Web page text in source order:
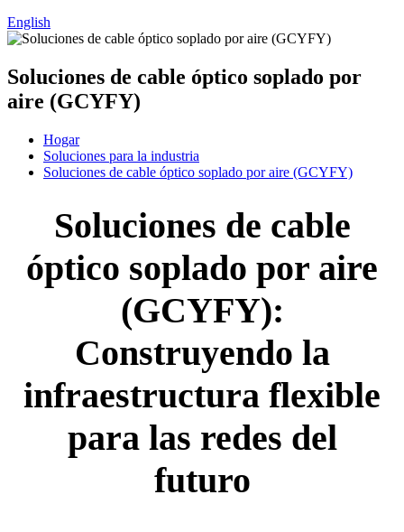
English
Soluciones de cable óptico soplado por
aire (GCYFY)
Hogar
Soluciones para la industria
Soluciones de cable óptico soplado por aire (GCYFY)
Soluciones de cable
óptico soplado por aire
(GCYFY):
Construyendo la
infraestructura flexible
para las redes del
futuro